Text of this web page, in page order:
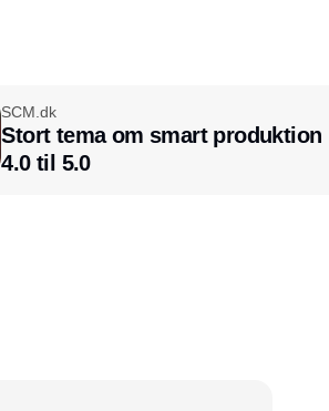
SCM.dk
Stort tema om smart
4.0 til 5.0